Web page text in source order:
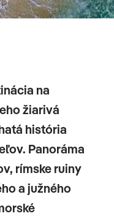
na
žiarivá
história
Panoráma
rímske ruiny
a južného